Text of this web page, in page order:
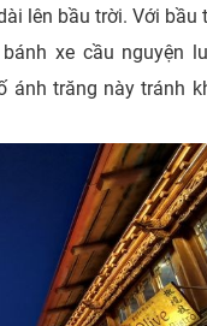
lên bầu trời. Với bầu
xe cầu nguyện
ánh trăng này tránh